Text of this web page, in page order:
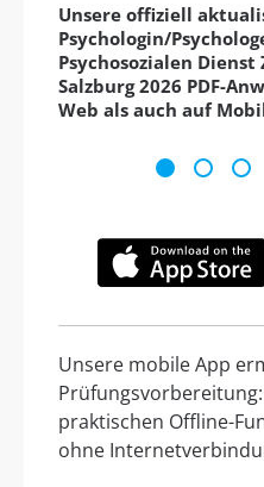
Unsere offiziell
Psychologin/
Psychosozialen
Salzburg 2026 PDF-
Web als auch auf
Unsere mobile App
praktischen Offline-
ohne